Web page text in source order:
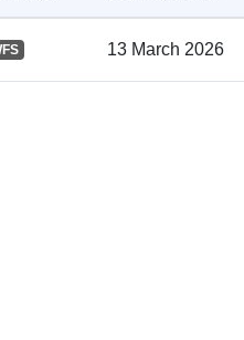
13 March 2026